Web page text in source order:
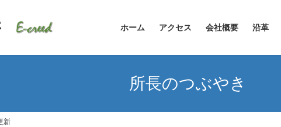
ホーム アクセス 会社概要 沿革
所長のつぶやき
新